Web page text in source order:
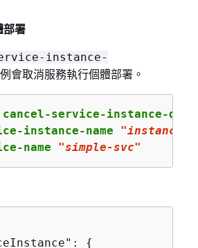
部署
instance-
會取消服務執行個體部署。
cancel-service-instance-
instance-name
"instance-
name
"simple-svc"
{